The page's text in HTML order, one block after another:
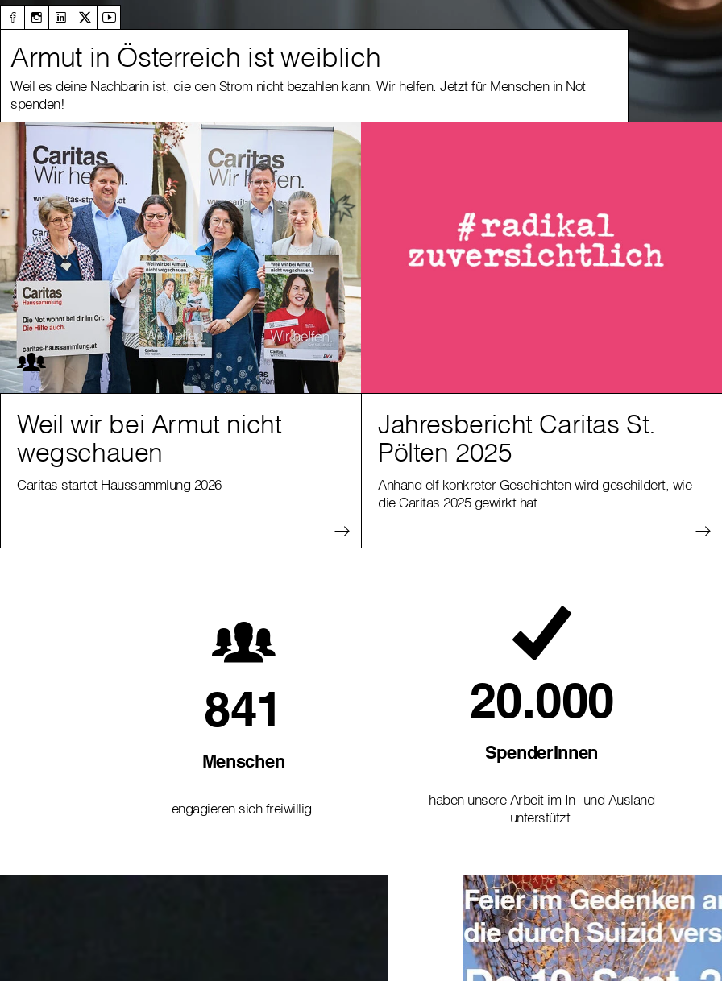
Armut in Österreich ist weiblich
Weil es deine Nachbarin ist, die den Strom nicht bezahlen kann. Wir helfen. Jetzt für Menschen in Not
spenden!
Weil wir bei Armut nicht
wegschauen
Caritas startet Haussammlung 2026
Jahresbericht Caritas St.
Pölten 2025
Anhand elf konkreter Geschichten wird geschildert, wie
die Caritas 2025 gewirkt hat.
841
Menschen
engagieren sich freiwillig.
20.000
SpenderInnen
haben unsere Arbeit im In- und Ausland
unterstützt.